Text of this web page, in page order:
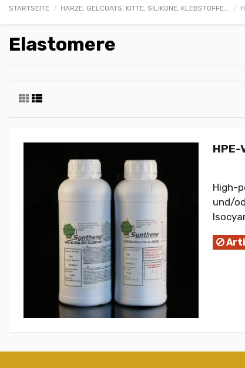
STARTSEITE HARZE, GELCOATS, KITTE, SILIKONE, KLEBSTOFFE...
Elastomere
High-
und/